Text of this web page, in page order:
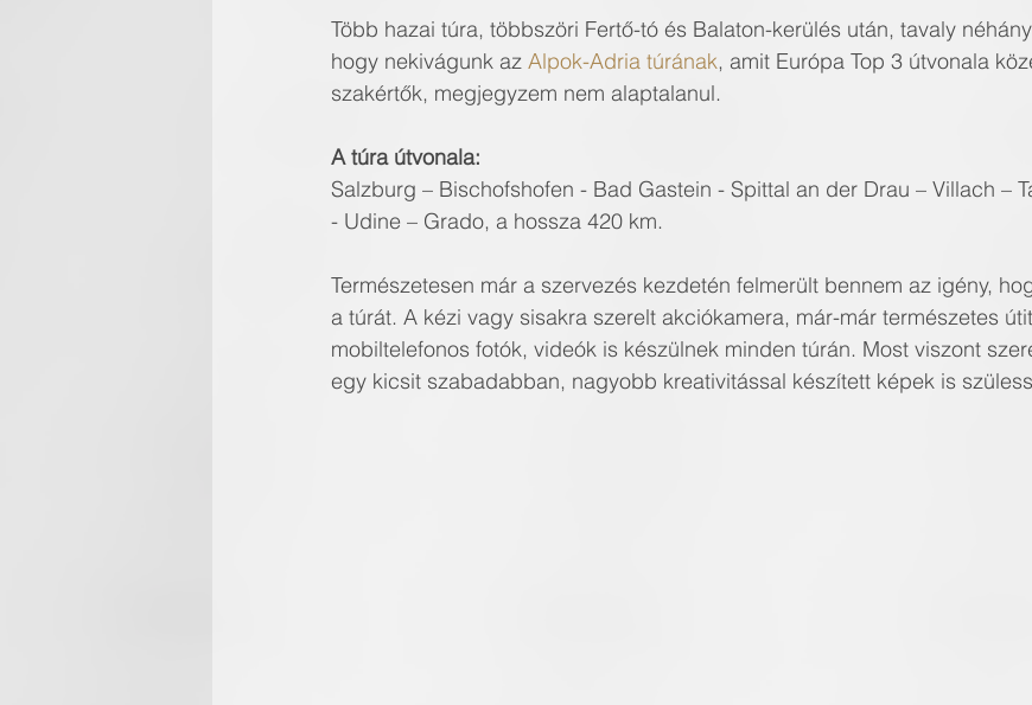
Több hazai túra, többszöri Fertő-tó és Balaton-kerülés után, tavaly
hogy nekivágunk az Alpok-Adria túrának, amit Európa Top 3 útvonala
szakértők, megjegyzem nem alaptalanul.
A túra útvonala:
Salzburg – Bischofshofen - Bad Gastein - Spittal an der Drau – Villach –
- Udine – Grado, a hossza 420 km.
Természetesen már a szervezés kezdetén felmerült bennem az igény,
a túrát. A kézi vagy sisakra szerelt akciókamera, már-már természetes
mobiltelefonos fotók, videók is készülnek minden túrán. Most viszont
egy kicsit szabadabban, nagyobb kreativitással készített képek is